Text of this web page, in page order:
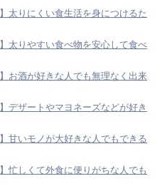
太りにくい食生活を身につけるた
太りやすい食べ物を安心して食べ
お酒が好きな人でも無理なく出来
デザートやマヨネーズなどが好き
甘いモノが大好きな人でもできる
忙しくて外食に便りがちな人でも